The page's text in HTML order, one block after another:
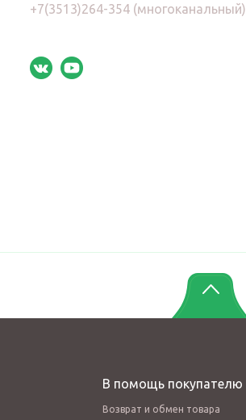
+7(3513)264-354 (многоканальный)
В помощь покупателю
Возврат и обмен товара